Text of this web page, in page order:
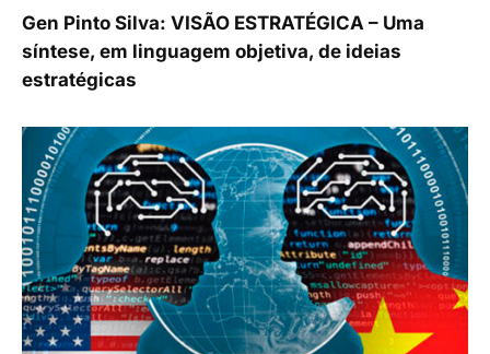
Gen Pinto Silva: VISÃO ESTRATÉGICA – Uma
síntese, em linguagem objetiva, de ideias
estratégicas